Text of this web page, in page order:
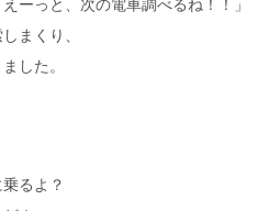
まくり、
した。
るよ？